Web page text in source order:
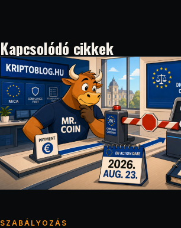
Kapcsolódó cikkek
SZABÁLYOZÁS